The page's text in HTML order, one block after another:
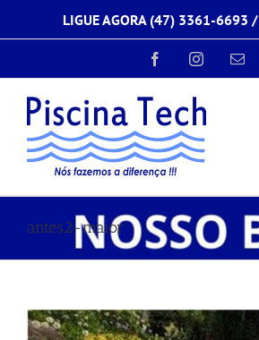
o
LIGUE AGORA (47) 3361-6693 /
FacebookInstagram
E-
antes2-maior